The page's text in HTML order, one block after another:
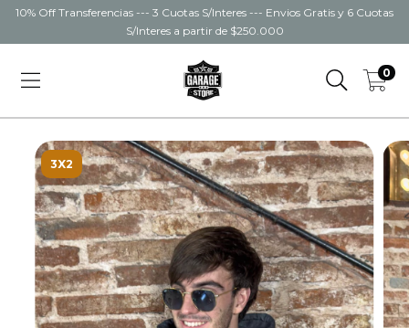
10% Off Transferencias --- 3 Cuotas S/Interes --- Envios Gratis y 6 Cuotas
S/Interes a partir de $250.000
0
3X2